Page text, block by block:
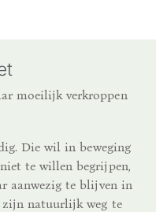
moeilijk verkroppen
Die wil in beweging
te willen begrijpen,
aanwezig te blijven in
zijn natuurlijk weg te